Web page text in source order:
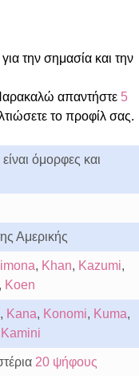
την σημασία και την
απαντήστε 5
το προφίλ σας.
όμορφες και
Αμερικής
, Khan, Kazumi,
, Koen
, Kana, Konomi, Kuma,
Kamini
20 ψήφους